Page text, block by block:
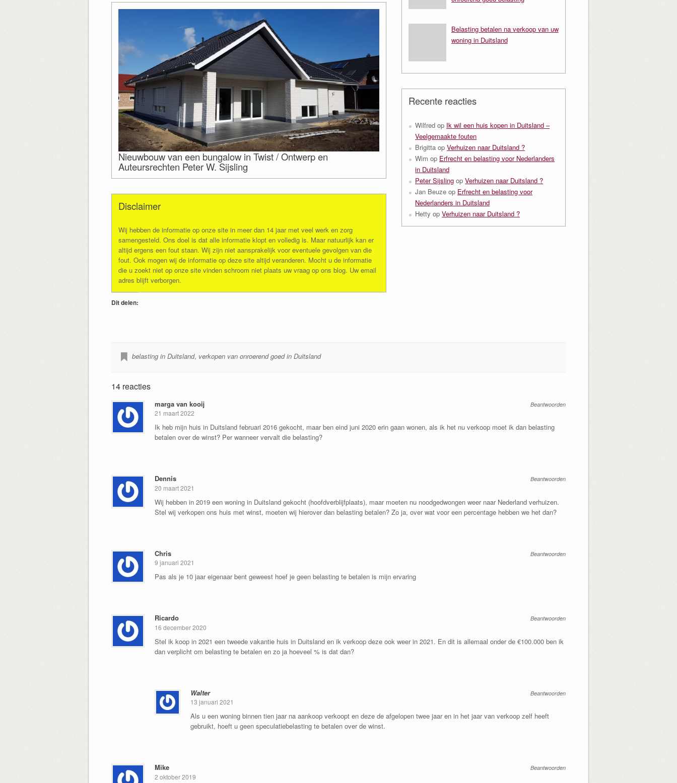
Nieuwbouw van een bungalow in Twist / Ontwerp en
Auteursrechten Peter W. Sijsling
Disclaimer
Wij hebben de informatie op onze site in meer dan 14 jaar met veel werk en zorg
samengesteld. Ons doel is dat alle informatie klopt en volledig is. Maar natuurlijk kan er
altijd ergens een fout staan. Wij zijn niet aansprakelijk voor eventuele gevolgen van die
fout. Ook mogen wij de informatie op deze site altijd veranderen. Mocht u de informatie
die u zoekt niet op onze site vinden schroom niet plaats uw vraag op ons blog. Uw email
adres blijft verborgen.
Belasting betalen na verkoop van uw
woning in Duitsland
Recente reacties
Wilfred op Ik wil een huis kopen in Duitsland –
Veelgemaakte fouten
Brigitta opVerhuizen naar Duitsland ?
Wim op Erfrecht en belasting voor Nederlanders
in Duitsland
Peter Sijsling opVerhuizen naar Duitsland ?
Jan Beuze op Erfrecht en belasting voor
Nederlanders in Duitsland
Hetty opVerhuizen naar Duitsland ?
Dit delen:
belasting in Duitsland, verkopen van onroerend goed in Duitsland
14 reacties
Beantwoorden
marga van kooij
21 maart 2022
Ik heb mijn huis in Duitsland februari 2016 gekocht, maar ben eind juni 2020 erin gaan wonen, als ik het nu verkoop moet ik dan belasting
betalen over de winst? Per wanneer vervalt die belasting?
Beantwoorden
Dennis
20 maart 2021
Wij hebben in 2019 een woning in Duitsland gekocht (hoofdverblijfplaats), maar moeten nu noodgedwongen weer naar Nederland verhuizen.
Stel wij verkopen ons huis met winst, moeten wij hierover dan belasting betalen? Zo ja, over wat voor een percentage hebben we het dan?
Beantwoorden
Chris
9 januari 2021
Pas als je 10 jaar eigenaar bent geweest hoef je geen belasting te betalen is mijn ervaring
Beantwoorden
Ricardo
16 december 2020
Stel ik koop in 2021 een tweede vakantie huis in Duitsland en ik verkoop deze ook weer in 2021. En dit is allemaal onder de €100.000 ben ik
dan verplicht om belasting te betalen en zo ja hoeveel % is dat dan?
Beantwoorden
Walter
13 januari 2021
Als u een woning binnen tien jaar na aankoop verkoopt en deze de afgelopen twee jaar en in het jaar van verkoop zelf heeft
gebruikt, hoeft u geen speculatiebelasting te betalen over de winst.
Beantwoorden
Mike
2 oktober 2019